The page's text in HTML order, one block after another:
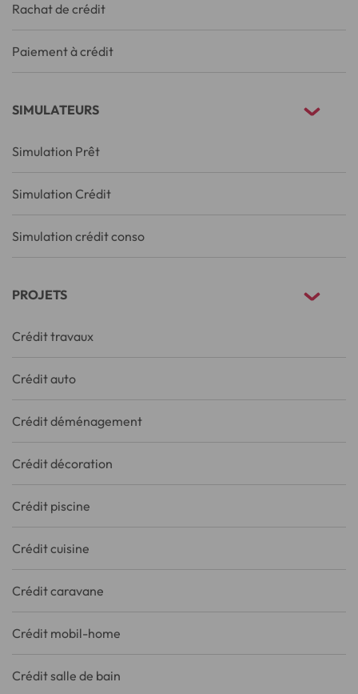
Rachat de crédit
Paiement à crédit
SIMULATEURS
Simulation Prêt
Simulation Crédit
Simulation crédit conso
PROJETS
Crédit travaux
Crédit auto
Crédit déménagement
Crédit décoration
Crédit piscine
Crédit cuisine
Crédit caravane
Crédit mobil-home
Crédit salle de bain